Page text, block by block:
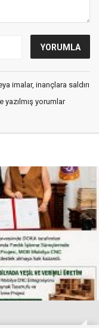
imalar, inançlara saldırı
yazılmış yorumlar